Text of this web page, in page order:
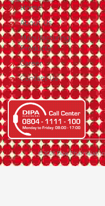
Home
About Us
Manufacturing
Products
Career
Contact Us
© 2026 Dipa Pharmalab